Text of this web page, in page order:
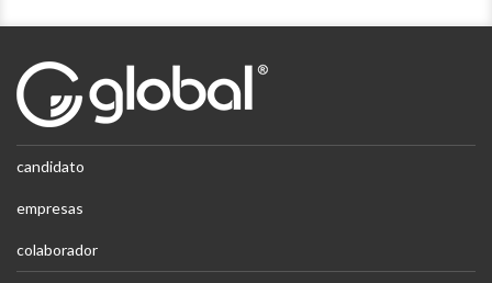
candidato
empresas
colaborador